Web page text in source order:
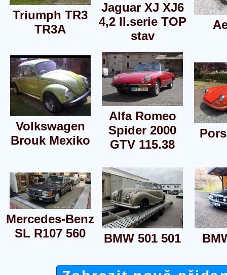
Triumph TR3
TR3A
Jaguar XJ XJ6
4,2 II.serie TOP
stav
Volkswagen
Brouk Mexiko
Alfa Romeo
Spider 2000
GTV 115.38
Mercedes-Benz
SL R107 560
BMW 501 501